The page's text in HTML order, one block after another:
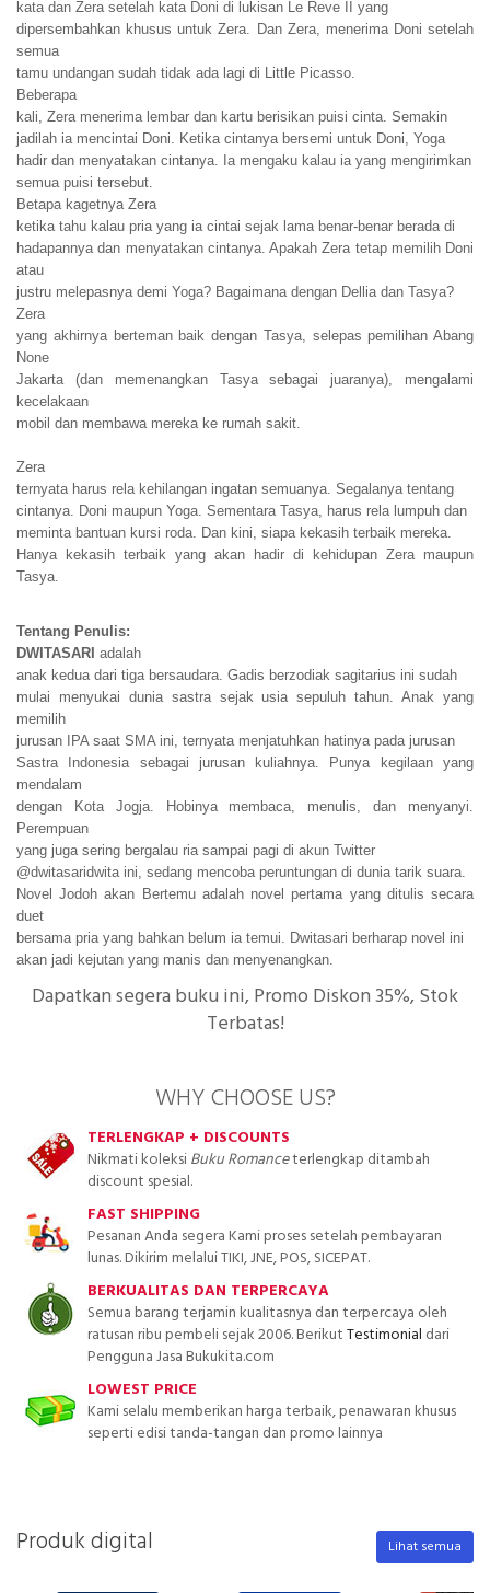
kata dan Zera setelah kata Doni di lukisan Le Reve II yang
dipersembahkan khusus untuk Zera. Dan Zera, menerima Doni setelah
semua
tamu undangan sudah tidak ada lagi di Little Picasso.
Beberapa
kali, Zera menerima lembar dan kartu berisikan puisi cinta. Semakin
jadilah ia mencintai Doni. Ketika cintanya bersemi untuk Doni, Yoga
hadir dan menyatakan cintanya. Ia mengaku kalau ia yang mengirimkan
semua puisi tersebut.
Betapa kagetnya Zera
ketika tahu kalau pria yang ia cintai sejak lama benar-benar berada di
hadapannya dan menyatakan cintanya. Apakah Zera tetap memilih Doni
atau
justru melepasnya demi Yoga? Bagaimana dengan Dellia dan Tasya?
Zera
yang akhirnya berteman baik dengan Tasya, selepas pemilihan Abang
None
Jakarta (dan memenangkan Tasya sebagai juaranya), mengalami
kecelakaan
mobil dan membawa mereka ke rumah sakit.
Zera
ternyata harus rela kehilangan ingatan semuanya. Segalanya tentang
cintanya. Doni maupun Yoga. Sementara Tasya, harus rela lumpuh dan
meminta bantuan kursi roda. Dan kini, siapa kekasih terbaik mereka.
Hanya kekasih terbaik yang akan hadir di kehidupan Zera maupun
Tasya.
Tentang Penulis:
DWITASARI adalah
anak kedua dari tiga bersaudara. Gadis berzodiak sagitarius ini sudah
mulai menyukai dunia sastra sejak usia sepuluh tahun. Anak yang
memilih
jurusan IPA saat SMA ini, ternyata menjatuhkan hatinya pada jurusan
Sastra Indonesia sebagai jurusan kuliahnya. Punya kegilaan yang
mendalam
dengan Kota Jogja. Hobinya membaca, menulis, dan menyanyi.
Perempuan
yang juga sering bergalau ria sampai pagi di akun Twitter
@dwitasaridwita ini, sedang mencoba peruntungan di dunia tarik suara.
Novel Jodoh akan Bertemu adalah novel pertama yang ditulis secara
duet
bersama pria yang bahkan belum ia temui. Dwitasari berharap novel ini
akan jadi kejutan yang manis dan menyenangkan.
Dapatkan segera buku ini, Promo Diskon 35%, Stok
Terbatas!
WHY CHOOSE US?
TERLENGKAP + DISCOUNTS
Nikmati koleksiBuku Romanceterlengkap ditambah
discount spesial.
FAST SHIPPING
Pesanan Anda segera Kami proses setelah pembayaran
lunas. Dikirim melalui TIKI, JNE, POS, SICEPAT.
BERKUALITAS DAN TERPERCAYA
Semua barang terjamin kualitasnya dan terpercaya oleh
ratusan ribu pembeli sejak 2006. BerikutTestimonial dari
Pengguna Jasa Bukukita.com
LOWEST PRICE
Kami selalu memberikan harga terbaik, penawaran khusus
seperti edisi tanda-tangan dan promo lainnya
Produk digital Lihat semua